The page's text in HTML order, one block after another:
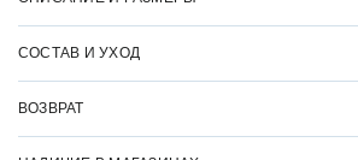
СОСТАВ И УХОД
ВОЗВРАТ